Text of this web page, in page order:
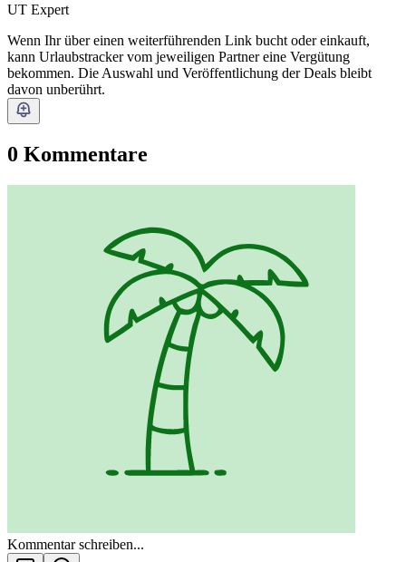
UT Expert
Wenn Ihr über einen weiterführenden Link bucht oder einkauft,
kann Urlaubstracker vom jeweiligen Partner eine Vergütung
bekommen. Die Auswahl und Veröffentlichung der Deals bleibt
davon unberührt.
0 Kommentare
Kommentar schreiben...